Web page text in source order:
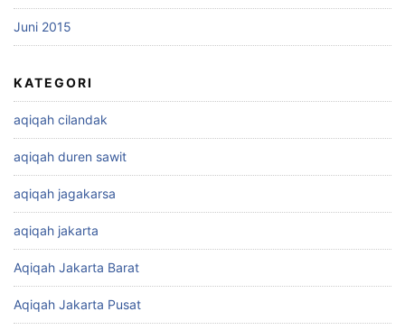
Juni 2015
KATEGORI
aqiqah cilandak
aqiqah duren sawit
aqiqah jagakarsa
aqiqah jakarta
Aqiqah Jakarta Barat
Aqiqah Jakarta Pusat